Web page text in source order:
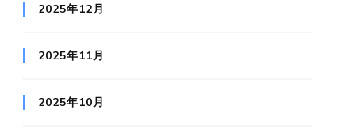
2025年12月
2025年11月
2025年10月